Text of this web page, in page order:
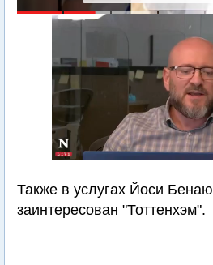
Также в услугах Йоси
заинтересован "Тоттенхэм".